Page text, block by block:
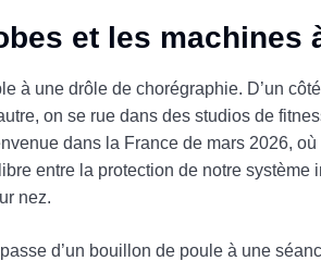
et les machines
à une drôle de chorégraphie. D’un
on se rue dans des studios de
dans la France de mars 2026,
entre la protection de notre système
nez.
d’un bouillon de poule à une